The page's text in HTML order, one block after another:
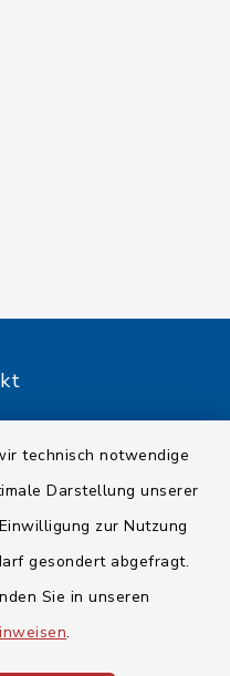
technisch notwendige
Darstellung unserer
zur Nutzung
gesondert abgefragt.
Sie in unseren
.